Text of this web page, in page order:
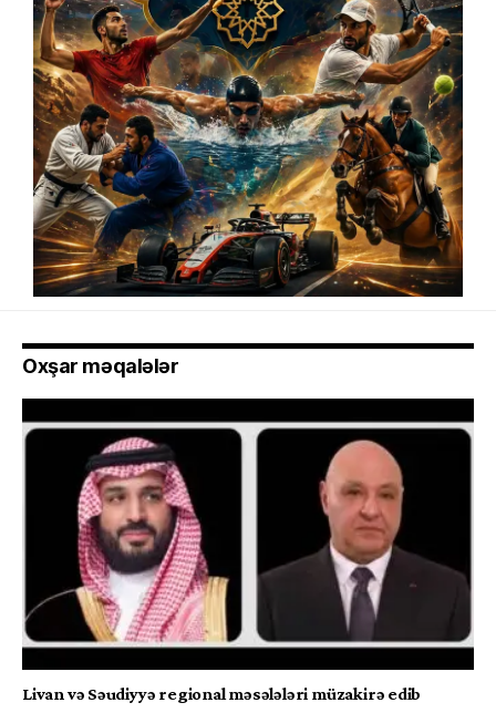
Oxşar məqalələr
Livan və Səudiyyə regional məsələləri müzakirə edib